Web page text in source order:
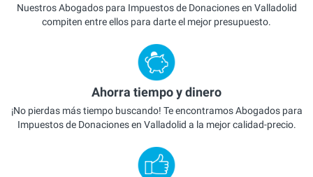
Nuestros Abogados para Impuestos de Donaciones en Valladolid
compiten entre ellos para darte el mejor presupuesto.
Ahorra tiempo y dinero
¡No pierdas más tiempo buscando! Te encontramos Abogados para
Impuestos de Donaciones en Valladolid a la mejor calidad-precio.